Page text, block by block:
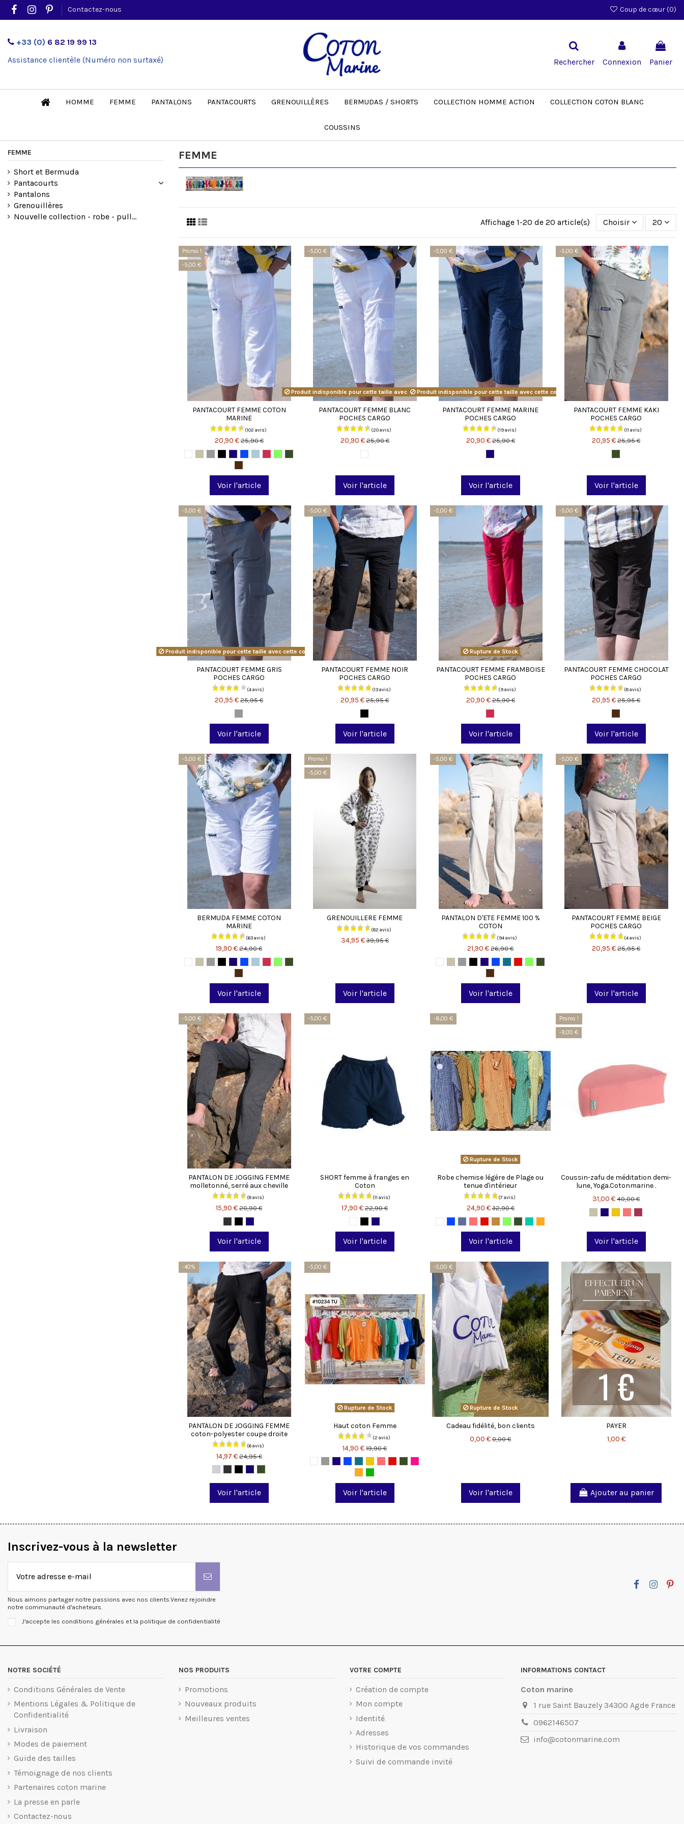
Contactez-nous Coup de cœur (0)
+33 (0) 6 82 19 99 13
Assistance clientèle (Numéro non surtaxé)
Rechercher Connexion Panier
HOMME FEMME PANTALONS PANTACOURTS GRENOUILLÈRES BERMUDAS / SHORTS COLLECTION HOMME ACTION COLLECTION COTON BLANC
COUSSINS
FEMME
Affichage 1-20 de 20 article(s) Choisir 20
Promo !
-5,00 €
PANTACOURT FEMME COTON
MARINE
20,90 €25,90 €
Voir l'article
-5,00 €
Produit indisponible pour cette taille avec cette couleur
PANTACOURT FEMME BLANC
POCHES CARGO
(20 avis)
20,90 €25,90 €
Voir l'article
-5,00 €
Produit indisponible pour cette taille avec cette couleur
PANTACOURT FEMME MARINE
POCHES CARGO
20,90 €25,90 €
Voir l'article
-5,00 €
PANTACOURT FEMME KAKI
POCHES CARGO
20,95 € 25,95 €
Voir l'article
-5,00 €
Produit indisponible pour cette taille avec cette couleur
PANTACOURT FEMME GRIS
POCHES CARGO
(4 avis)
20,95 € 25,95 €
Voir l'article
-5,00 €
PANTACOURT FEMME NOIR
POCHES CARGO
20,95 € 25,95 €
Voir l'article
-5,00 €
Rupture de Stock
PANTACOURT FEMME FRAMBOISE
POCHES CARGO
20,90 €25,90 €
Voir l'article
-5,00 €
PANTACOURT FEMME CHOCOLAT
POCHES CARGO
20,95 € 25,95 €
Voir l'article
-5,00 €
BERMUDA FEMME COTON
MARINE
19,90 € 24,90 €
Voir l'article
Promo !
-5,00 €
GRENOUILLERE FEMME
(82 avis)
34,95 €39,95 €
Voir l'article
-5,00 €
PANTALON D'ETE FEMME 100 %
COTON
21,90 € 26,90 €
Voir l'article
-5,00 €
PANTACOURT FEMME BEIGE
POCHES CARGO
20,95 € 25,95 €
Voir l'article
-5,00 €
PANTALON DE JOGGING FEMME
molletonné, serré aux cheville
15,90 € 20,90 €
Voir l'article
-5,00 €
SHORT femme à franges en
Coton
17,90 € 22,90 €
Voir l'article
-8,00 €
Rupture de Stock
Robe chemise légère de Plage ou
tenue d'intérieur
24,90 €32,90 €
Voir l'article
Promo !
-9,00 €
Coussin-zafu de méditation demi-
lune, Yoga.Cotonmarine .
31,00 € 40,00 €
Voir l'article
-40%
PANTALON DE JOGGING FEMME
coton-polyester coupe droite
14,97 €24,95 €
Voir l'article
-5,00 €
Rupture de Stock
Haut coton Femme
14,90 € 19,90 €
Voir l'article
-5,00 €
Rupture de Stock
Cadeau fidélité, bon clients
0,00 € 0,00 €
Voir l'article
PAYER
1,00 €
Ajouter au panier
FEMME
Short et Bermuda
Pantacourts
Pantalons
Grenouillères
Nouvelle collection - robe - pull...
Inscrivez-vous à la newsletter
Nous aimons partager notre passions avec nos clients.Venez rejoindre
notre communauté d'acheteurs.
J'accepte les conditions générales et la politique de confidentialité
NOTRE SOCIÉTÉ
Conditions Générales de Vente
Mentions Légales & Politique de
Confidentialité
Livraison
Modes de paiement
Guide des tailles
Témoignage de nos clients
Partenaires coton marine
La presse en parle
Contactez-nous
NOS PRODUITS
Promotions
Nouveaux produits
Meilleures ventes
VOTRE COMPTE
Création de compte
Mon compte
Identité
Adresses
Historique de vos commandes
Suivi de commande invité
INFORMATIONS CONTACT
Coton marine
1 rue Saint Bauzely 34300 Agde France
0962146507
info@cotonmarine.com